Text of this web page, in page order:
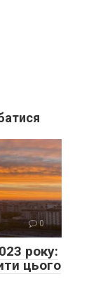
0
року:
цього